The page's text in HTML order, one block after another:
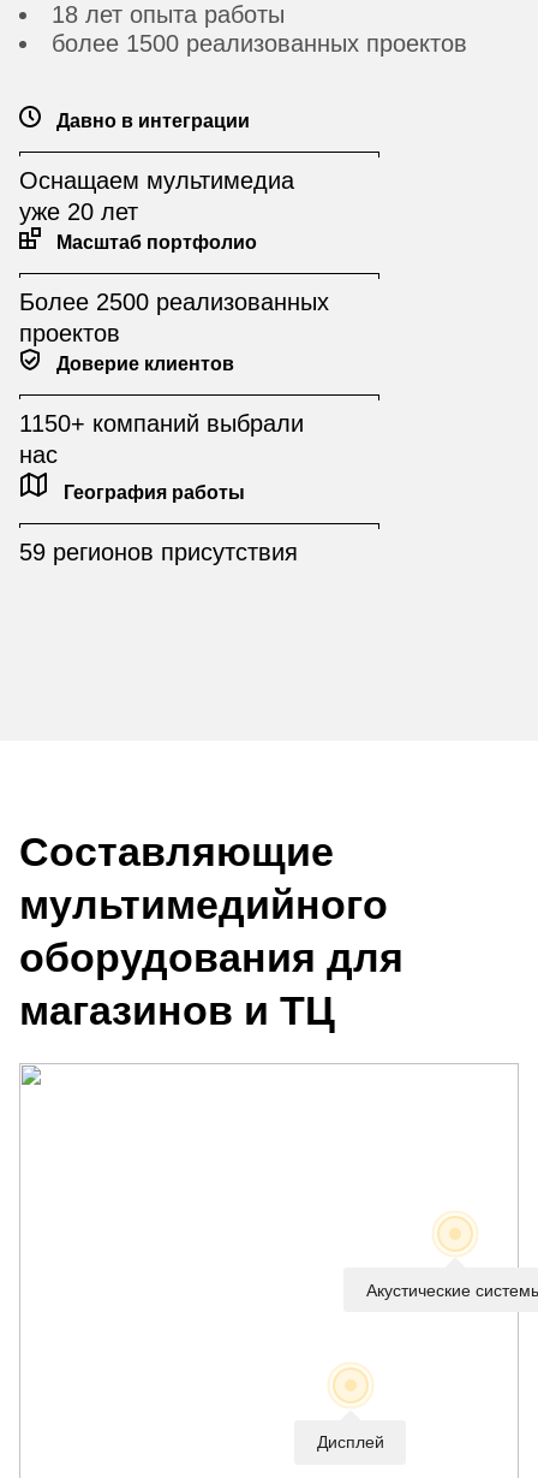
18 лет опыта работы
более 1500 реализованных проектов
Давно в интеграции
Оснащаем мультимедиа
уже 20 лет
Масштаб портфолио
Более 2500 реализованных
проектов
Доверие клиентов
1150+ компаний выбрали
нас
География работы
59 регионов присутствия
Составляющие
мультимедийного
оборудования для
магазинов и ТЦ
Акустические
Дисплей